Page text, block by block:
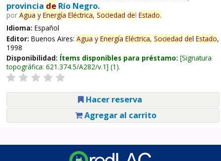
provincia deRío Negro.
por Agua y Energía Eléctrica, Sociedad del Estado.
Idioma: Español
Editor: Buenos Aires: Agua y Energía Eléctrica, Sociedad del Estado,
1998
Disponibilidad: Ítems disponibles para préstamo: Signatura
topográfica: 621.374.5/A282/v.1 (1).
Hacer reserva
Agregar al carrito